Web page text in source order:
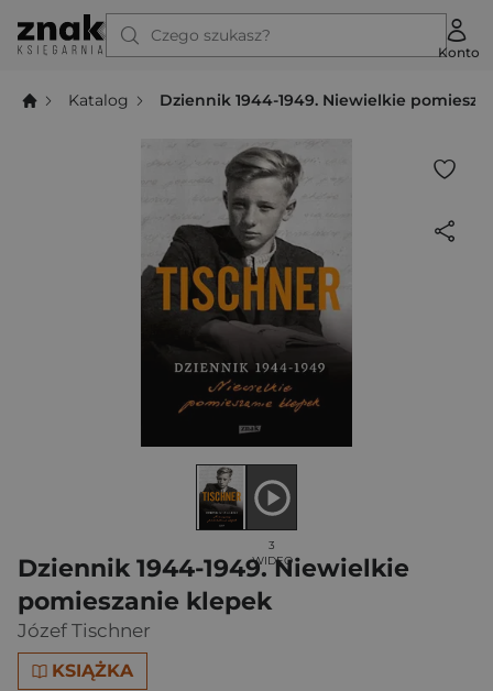
Czego szukasz?
Konto
Katalog Dziennik 1944-1949. Niewielkie
Dziennik 1944-1949. Niewielkie
pomieszanie klepek
Józef Tischner
KSIĄŻKA
3
WIDEO